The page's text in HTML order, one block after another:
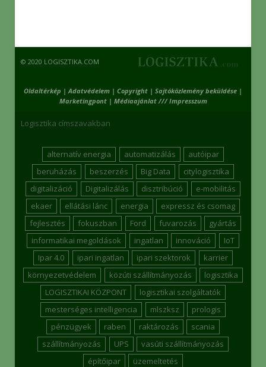
© 2020 LOGISZTIKA.COM
Oldaltérkép | Adatvédelem | Copyright | Sajtóközlemény beküldése |
Marketingpont| Médiaajánlat /// Impresszum
Logisztika címszavakban
alternatív energia automatizálás
autóipar
beruházás
beszerzés Big Data
citylogisztika
digitalizáció
Digitalizálás disztribúció
e-mobilitás
ekaer
ellátási lánc energia
expressz és csomag
fejlesztés
fokuszban Ford fuvarozás
gyártás
informatikai megoldások
ingatlan innováció
IoT
Ipar 4.0
ipari ingatlan ipari szektorok
karrier
környezetvédelem
közúti szállítmányozás
logisztika
LOGISZTIKAI KÖZPONT
logisztikai szolgáltatók
mesterséges intelligencia
mlszksz
prologis
pénzügyek
raben raktározás
scania
szállítmányozás
UPS
vasúti szállítmányozás
építőipar
üzemeltetés